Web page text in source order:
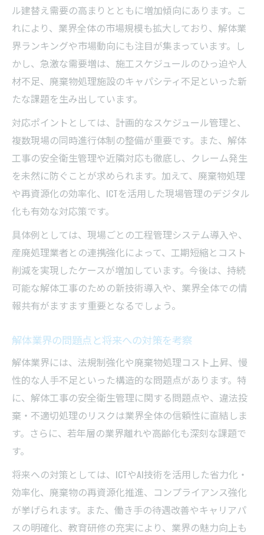
ル建替え需要の高まりとともに増加傾向にあります。こ
れにより、業界全体の市場規模も拡大しており、解体業
界ランキングや市場動向にも注目が集まっています。し
かし、急激な需要増は、施工スケジュールのひっ迫や人
材不足、廃棄物処理施設のキャパシティ不足といった新
たな課題を生み出しています。
対応ポイントとしては、計画的なスケジュール管理と、
複数現場の同時進行体制の整備が重要です。また、解体
工事の安全衛生管理や近隣対応も徹底し、クレーム発生
を未然に防ぐことが求められます。加えて、廃棄物処理
や再資源化の効率化、ICTを活用した現場管理のデジタル
化も有効な対応策です。
具体例としては、現場ごとの工程管理システム導入や、
産廃処理業者との連携強化によって、工期短縮とコスト
削減を実現したケースが増加しています。今後は、持続
可能な解体工事のための新技術導入や、業界全体での情
報共有がますます重要となるでしょう。
解体業界の問題点と将来への対策を考察
解体業界には、法規制強化や廃棄物処理コスト上昇、慢
性的な人手不足といった構造的な問題点があります。特
に、解体工事の安全衛生管理に関する問題点や、違法投
棄・不適切処理のリスクは業界全体の信頼性に直結しま
す。さらに、若年層の業界離れや高齢化も深刻な課題で
す。
将来への対策としては、ICTやAI技術を活用した省力化・
効率化、廃棄物の再資源化推進、コンプライアンス強化
が挙げられます。また、働き手の待遇改善やキャリアパ
スの明確化、教育研修の充実により、業界の魅力向上も